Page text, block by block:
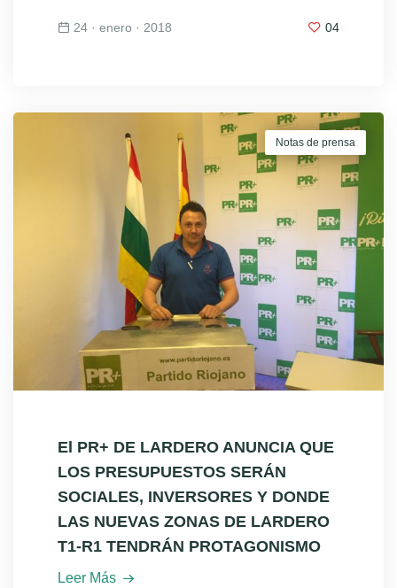
24 · enero · 2018 04
Notas de prensa
El PR+ DE LARDERO ANUNCIA QUE
LOS PRESUPUESTOS SERÁN
SOCIALES, INVERSORES Y DONDE
LAS NUEVAS ZONAS DE LARDERO
T1-R1 TENDRÁN PROTAGONISMO
Leer Más